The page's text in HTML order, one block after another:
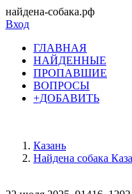
найдена-собака.рф
Вход
ГЛАВНАЯ
НАЙДЕННЫЕ
ПРОПАВШИЕ
ВОПРОСЫ
+ДОБАВИТЬ
Казань
Найдена собака